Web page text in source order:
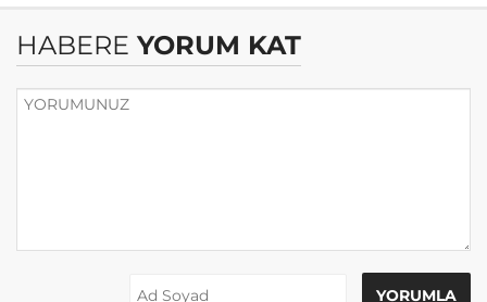
HABERE YORUM KAT